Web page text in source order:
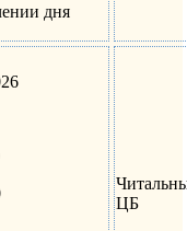
дня
ЦБ